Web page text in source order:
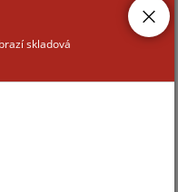
skladová